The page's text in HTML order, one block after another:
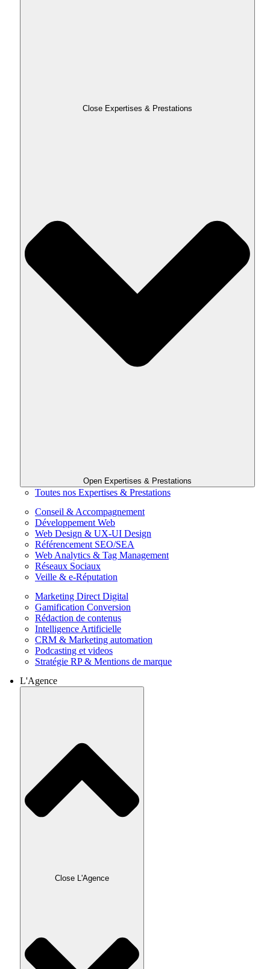
Close Expertises & Prestations
Open Expertises & Prestations
Toutes nos Expertises & Prestations
Conseil & Accompagnement
Développement Web
Web Design & UX-UI Design
Référencement SEO/SEA
Web Analytics & Tag Management
Réseaux Sociaux
Veille & e-Réputation
Marketing Direct Digital
Gamification Conversion
Rédaction de contenus
Intelligence Artificielle
CRM & Marketing automation
Podcasting et videos
Stratégie RP & Mentions de marque
L'Agence
Close L'Agence